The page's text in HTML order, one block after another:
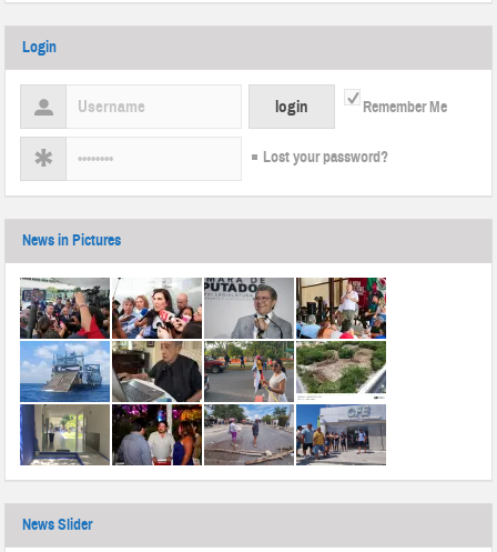
Login
Remember Me
Lost your password?
News in Pictures
News Slider